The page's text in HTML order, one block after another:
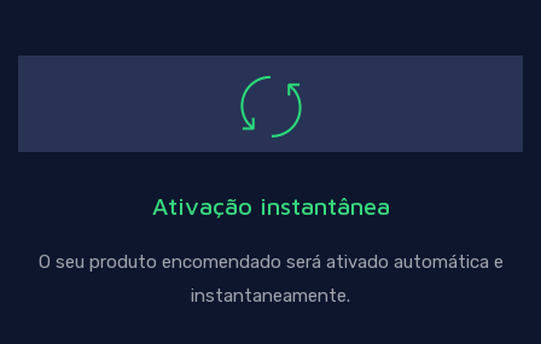
Ativação instantânea
O seu produto encomendado será ativado automática e
instantaneamente.